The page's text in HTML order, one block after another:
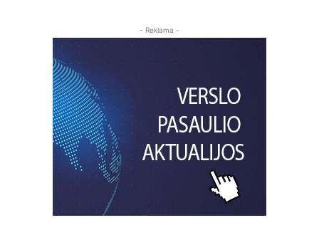
- Reklama -